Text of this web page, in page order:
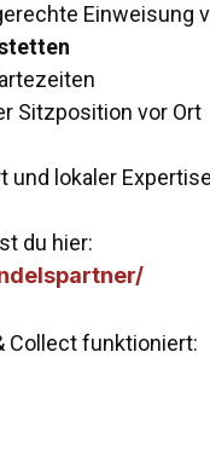
Einweisung
Sitzposition vor Ort
und lokaler Expertise
du hier:
Collect funktioniert: